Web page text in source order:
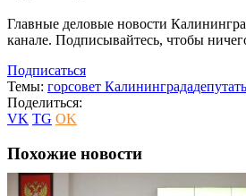
Главные деловые новости
канале. Подписывайтесь, чтобы
Подписаться
Темы: горсовет Калининграда
Поделиться:
VK TG OK
Похожие новости